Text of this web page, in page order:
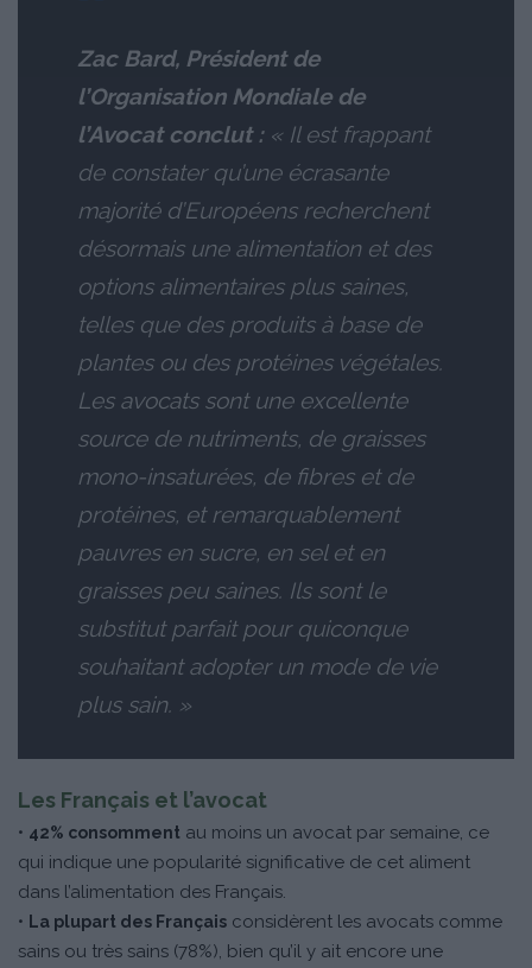
Zac Bard, Président de
l’Organisation Mondiale de
l’Avocat conclut :« Il est frappant
de constater qu’une écrasante
majorité d’Européens recherchent
désormais une alimentation et des
options alimentaires plus saines,
telles que des produits à base de
plantes ou des protéines végétales.
Les avocats sont une excellente
source de nutriments, de graisses
mono-insaturées, de fibres et de
protéines, et remarquablement
pauvres en sucre, en sel et en
graisses peu saines. Ils sont le
substitut parfait pour quiconque
souhaitant adopter un mode de vie
plus sain. »
Les Français et l’avocat
• 42% consomment au moins un avocat par semaine, ce
qui indique une popularité significative de cet aliment
dans l’alimentation des Français.
• La plupart des Français considèrent les avocats comme
sains ou très sains (78%), bien qu’il y ait encore une